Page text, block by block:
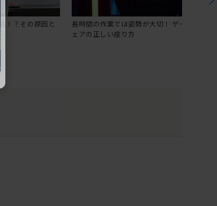
！？その原因と
長時間の作業では姿勢が大切！ ゲーミングチ
ェアの正しい座り方